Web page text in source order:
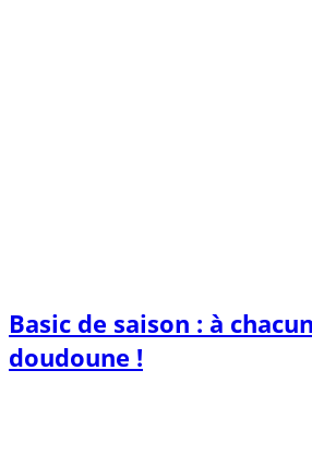
Basic de saison : à
doudoune !